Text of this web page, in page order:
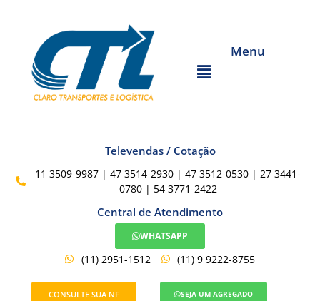
Menu
Televendas / Cotação
11 3509-9987 | 47 3514-2930 | 47 3512-0530 | 27 3441-
0780 | 54 3771-2422
Central de Atendimento
WHATSAPP
(11) 2951-1512 (11) 9 9222-8755
CONSULTE SUA NF SEJA UM AGREGADO